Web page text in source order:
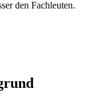
den Fachleuten.